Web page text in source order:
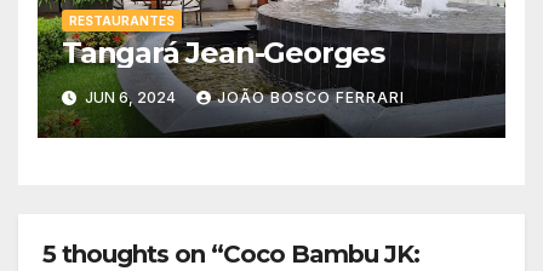
RESTAURANTES
Tangará Jean-Georges
JUN 6, 2024 JOÃO BOSCO FERRARI
5 thoughts on “Coco Bambu JK: